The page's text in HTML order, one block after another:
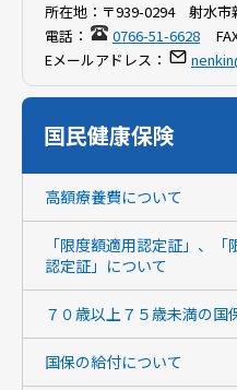
所在地： 〒939-0294 射水市
電話：
0766-51-6628
Eメールアドレス：
国民健康保険
高額療養費について
「限度額適用認定証」、
認定証」について
７０歳以上７５歳未満の国
国保の給付について